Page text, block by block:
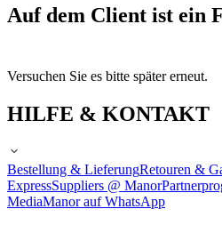
Auf dem Client ist ein
Versuchen Sie es bitte später erneut.
HILFE & KONTAKT
Bestellung & LieferungRetouren &
ExpressSuppliers @ Manor
MediaManor auf WhatsApp